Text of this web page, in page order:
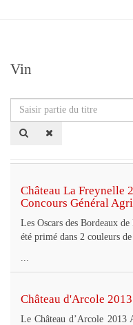
Vin
Saisir
partie
du
Château La Freynelle
Concours Général
Les Oscars des Bordeaux
été primé dans 2 couleurs de
...
Château d'Arcole
Le Château d’Arcole